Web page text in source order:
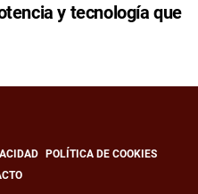
y tecnología que
POLÍTICA DE COOKIES